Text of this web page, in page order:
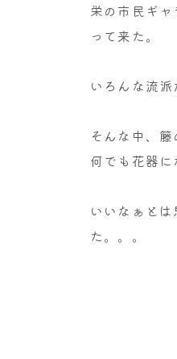
栄の市民ギ
って来た。
いろんな流
そんな中、
何でも花器
いいなぁと
た。。。